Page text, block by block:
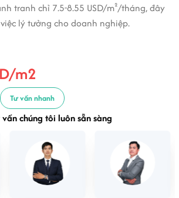
tranh chỉ 7.5-8.55 USD/m²/tháng, đây
lý tưởng cho doanh nghiệp.
m2
Tư vấn nhanh
chúng tôi luôn sẵn sàng